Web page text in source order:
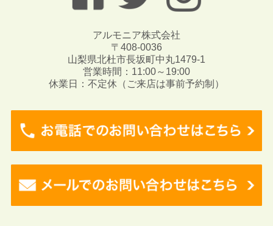
アルモニア株式会社
〒408-0036
山梨県北杜市長坂町中丸1479-1
営業時間：11:00～19:00
休業日：不定休（ご来店は事前予約制）